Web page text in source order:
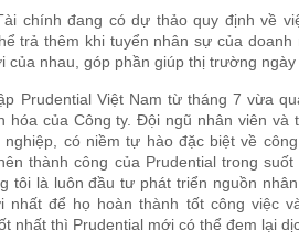
chính đang có dự thảo quy định về
trả thêm khi tuyển nhân sự của doanh
của nhau, góp phần giúp thị trường ngày
Prudential Việt Nam từ tháng 7 vừa
hóa của Công ty. Đội ngũ nhân viên và
có niềm tự hào đặc biệt về
thành công của Prudential trong
tôi là luôn đầu tư phát triển nguồn
nhất để họ hoàn thành tốt công việc
nhất thì Prudential mới có thể đem lại